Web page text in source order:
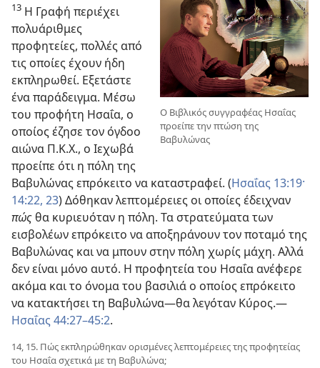
Ο Βιβλικός συγγραφέας Ησαΐας
προείπε την πτώση της
Βαβυλώνας
13 Η Γραφή περιέχει
πολυάριθμες
προφητείες, πολλές από
τις οποίες έχουν ήδη
εκπληρωθεί. Εξετάστε
ένα παράδειγμα. Μέσω
του προφήτη Ησαΐα, ο
οποίος έζησε τον όγδοο
αιώνα Π.Κ.Χ., ο Ιεχωβά
προείπε ότι η πόλη της
Βαβυλώνας επρόκειτο να καταστραφεί. (Ησαΐας 13:19·
14:22, 23) Δόθηκαν λεπτομέρειες οι οποίες έδειχναν
πώςθα κυριευόταν η πόλη. Τα στρατεύματα των
εισβολέων επρόκειτο να αποξηράνουν τον ποταμό της
Βαβυλώνας και να μπουν στην πόλη χωρίς μάχη. Αλλά
δεν είναι μόνο αυτό. Η προφητεία του Ησαΐα ανέφερε
ακόμα και το όνομα του βασιλιά ο οποίος επρόκειτο
να κατακτήσει τη Βαβυλώνα—θα λεγόταν Κύρος.—
Ησαΐας 44:27–45:2.
14, 15. Πώς εκπληρώθηκαν ορισμένες λεπτομέρειες της προφητείας
του Ησαΐα σχετικά με τη Βαβυλώνα;